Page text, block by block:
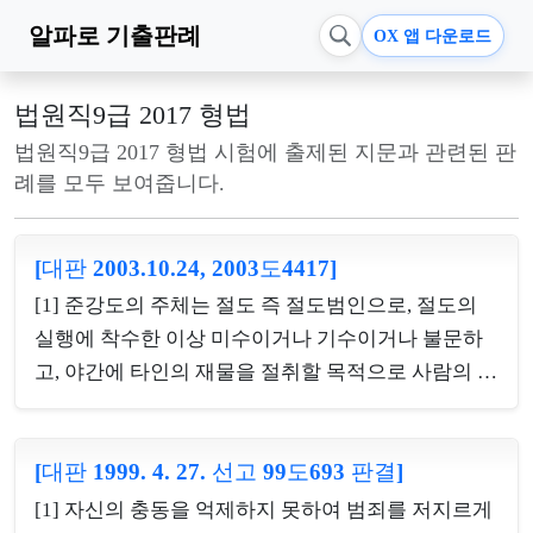
알파로 기출판례 OX 앱 다운로드
법원직9급 2017 형법
법원직9급 2017 형법 시험에 출제된 지문과 관련된 판
례를 모두 보여줍니다.
[대판 2003.10.24, 2003도4417]
[1] 준강도의 주체는 절도 즉 절도범인으로, 절도의
실행에 착수한 이상 미수이거나 기수이거나 불문하
고, 야간에 타인의 재물을 절취할 목적으로 사람의 주
범죄행위의 실행에 착수한 것이라고 보아야 하며, 주
거침입죄의 경우 주거침입의 범의로써 예컨대, 주거
[대판 1999. 4. 27. 선고 99도693 판결]
[1] 자신의 충동을 억제하지 못하여 범죄를 저지르게